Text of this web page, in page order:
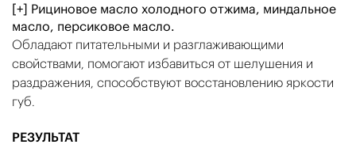
[+] Рициновое масло холодного отжима, миндальное
масло, персиковое масло.
Обладают питательными и разглаживающими
свойствами, помогают избавиться от шелушения и
раздражения, способствуют восстановлению яркости
губ.
РЕЗУЛЬТАТ